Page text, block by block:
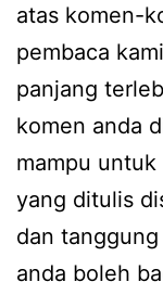
atas komen-
pembaca
panjang
komen anda
mampu
yang ditulis
dan
anda boleh